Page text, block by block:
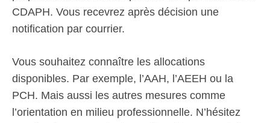
CDAPH. Vous recevrez après décision une
notification par courrier.
Vous souhaitez connaître les allocations
disponibles. Par exemple, l’AAH, l’AEEH ou la
PCH. Mais aussi les autres mesures comme
l’orientation en milieu professionnelle. N’hésitez